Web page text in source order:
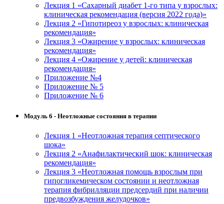
Лекция 1 «Сахарный диабет 1-го типа у взрослых:
клиническая рекомендация (версия 2022 года)»
Лекция 2 «Гипотиреоз у взрослых: клиническая
рекомендация»
Лекция 3 «Ожирение у взрослых: клиническая
рекомендация»
Лекция 4 «Ожирение у детей: клиническая
рекомендация»
Приложение №4
Приложение № 5
Приложение № 6
Модуль 6 - Неотложные состояния в терапии
Лекция 1 «Неотложная терапия септического
шока»
Лекция 2 «Анафилактический шок: клиническая
рекомендация»
Лекция 3 «Неотложная помощь взрослым при
гипогликемическом состоянии и неотложная
терапия фибрилляции предсердий при наличии
предвозбуждения желудочков»